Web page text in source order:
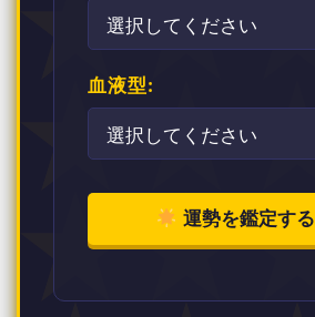
血液型:
運勢を鑑定する